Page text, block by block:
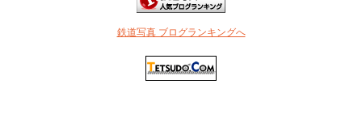
鉄道写真 ブログランキングへ